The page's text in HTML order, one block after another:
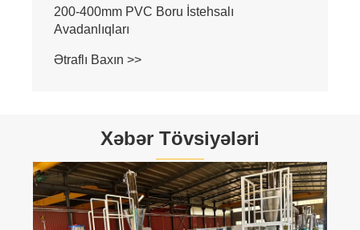
200-400mm PVC Boru İstehsalı
Avadanlıqları
Ətraflı Baxın >>
Xəbər Tövsiyələri